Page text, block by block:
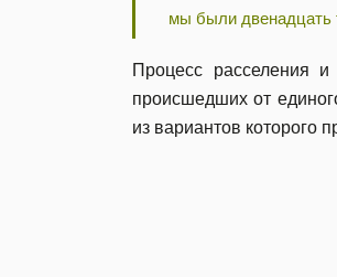
мы были двенадцать
Процесс расселения
происшедших от
из вариантов которого